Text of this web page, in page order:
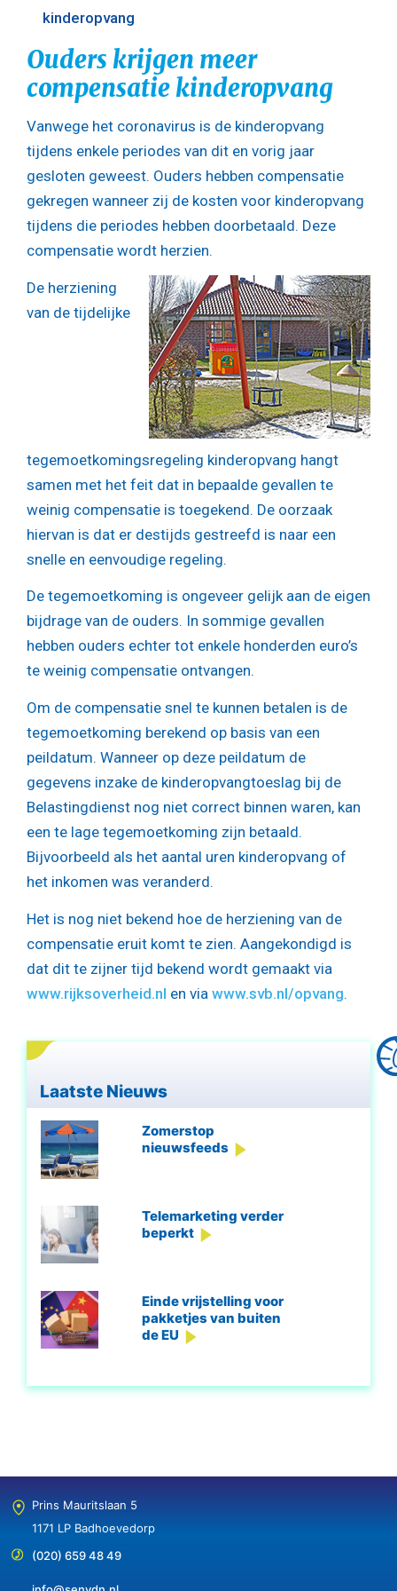
kinderopvang
Ouders krijgen meer
compensatie kinderopvang
Vanwege het coronavirus is de kinderopvang
tijdens enkele periodes van dit en vorig jaar
gesloten geweest. Ouders hebben compensatie
gekregen wanneer zij de kosten voor kinderopvang
tijdens die periodes hebben doorbetaald. Deze
compensatie wordt herzien.
De herziening
van de tijdelijke
tegemoetkomingsregeling kinderopvang hangt
samen met het feit dat in bepaalde gevallen te
weinig compensatie is toegekend. De oorzaak
hiervan is dat er destijds gestreefd is naar een
snelle en eenvoudige regeling.
De tegemoetkoming is ongeveer gelijk aan de eigen
bijdrage van de ouders. In sommige gevallen
hebben ouders echter tot enkele honderden euro’s
te weinig compensatie ontvangen.
Om de compensatie snel te kunnen betalen is de
tegemoetkoming berekend op basis van een
peildatum. Wanneer op deze peildatum de
gegevens inzake de kinderopvangtoeslag bij de
Belastingdienst nog niet correct binnen waren, kan
een te lage tegemoetkoming zijn betaald.
Bijvoorbeeld als het aantal uren kinderopvang of
het inkomen was veranderd.
Het is nog niet bekend hoe de herziening van de
compensatie eruit komt te zien. Aangekondigd is
dat dit te zijner tijd bekend wordt gemaakt via
www.rijksoverheid.nl en via www.svb.nl/opvang.
Laatste Nieuws
Zomerstop
nieuwsfeeds
Telemarketing verder
beperkt
Einde vrijstelling voor
pakketjes van buiten
de EU
Prins Mauritslaan 5
1171 LP Badhoevedorp
(020) 659 48 49